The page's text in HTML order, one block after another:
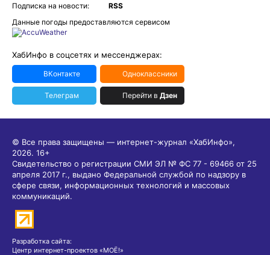
Подписка на новости:
RSS
Данные погоды предоставляются сервисом
ХабИнфо в соцсетях и мессенджерах:
ВКонтакте Одноклассники
Телеграм Перейти в Дзен
© Все права защищены — интернет-журнал «ХабИнфо»,
2026. 16+
Свидетельство о регистрации СМИ ЭЛ № ФС 77 - 69466 от 25
апреля 2017 г., выдано Федеральной службой по надзору в
сфере связи, информационных технологий и массовых
коммуникаций.
Разработка сайта:
Центр интернет-проектов «МОЁ!»